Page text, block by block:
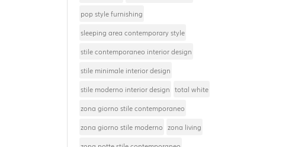
pop style furnishing
sleeping area contemporary style
stile contemporaneo interior design
stile minimale interior design
stile moderno interior design total white
zona giorno stile contemporaneo
zona giorno stile moderno zona living